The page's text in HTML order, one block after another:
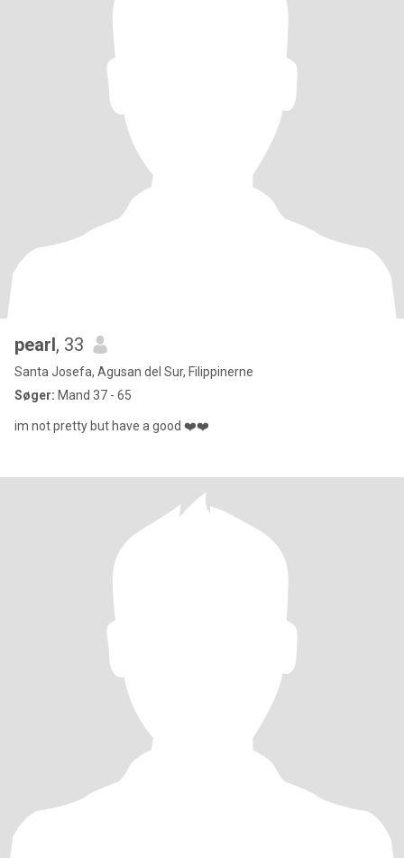
pearl, 33
Santa Josefa, Agusan del Sur, Filippinerne
Søger: Mand 37 - 65
im not pretty but have a good ❤️❤️